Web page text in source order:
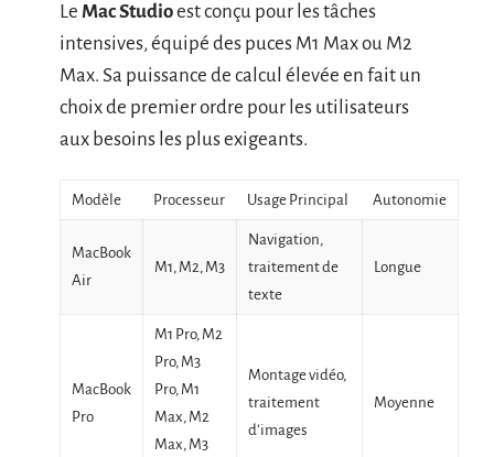
Le Mac Studioest conçu pour les tâches
intensives, équipé des puces M1 Max ou M2
Max. Sa puissance de calcul élevée en fait un
choix de premier ordre pour les utilisateurs
aux besoins les plus exigeants.
Modèle Processeur Usage Principal Autonomie
MacBook
Air
M1, M2, M3
Navigation,
traitement de
texte
Longue
MacBook
Pro
M1 Pro, M2
Pro, M3
Pro, M1
Max, M2
Max, M3
Montage vidéo,
traitement
d’images
Moyenne